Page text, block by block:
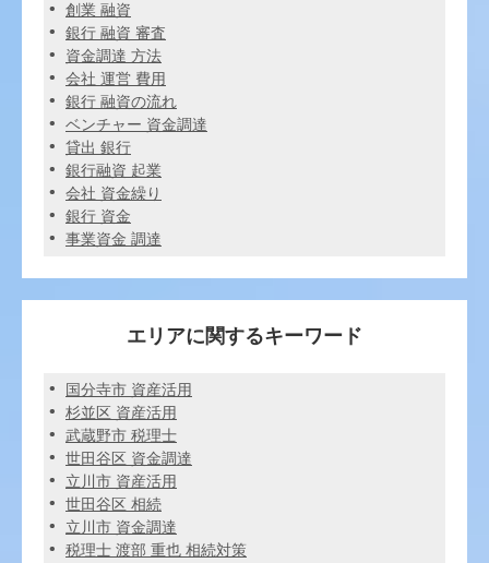
創業 融資
銀行 融資 審査
資金調達 方法
会社 運営 費用
銀行 融資の流れ
ベンチャー 資金調達
貸出 銀行
銀行融資 起業
会社 資金繰り
銀行 資金
事業資金 調達
エリアに関するキーワード
国分寺市 資産活用
杉並区 資産活用
武蔵野市 税理士
世田谷区 資金調達
立川市 資産活用
世田谷区 相続
立川市 資金調達
税理士 渡部 重也 相続対策